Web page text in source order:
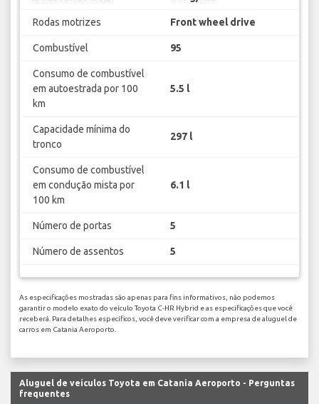
Rodas motrizes Front wheel drive
Combustível 95
Consumo de combustível
em autoestrada por 100
km
5.5 l
Capacidade mínima do
tronco
297 l
Consumo de combustível
em condução mista por
100 km
6.1 l
Número de portas 5
Número de assentos 5
As especificações mostradas são apenas para fins informativos, não podemos
garantir o modelo exato do veículo Toyota C-HR Hybrid e as especificações que você
receberá. Para detalhes específicos, você deve verificar com a empresa de aluguel de
carros em Catania Aeroporto.
Aluguel de veículos Toyota em Catania Aeroporto - Perguntas
frequentes